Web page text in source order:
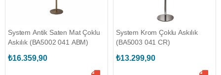
System Antik Saten Mat Çoklu
Askılık (BA5002 041 ABM)
₺16.359,90
System Krom Çoklu Askılık
(BA5003 041 CR)
₺13.299,90